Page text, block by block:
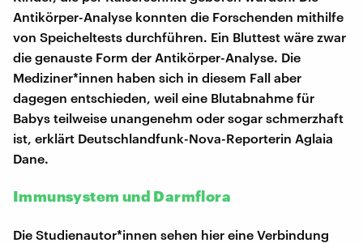
Antikörper-Analyse konnten die Forschenden mithilfe
von Speicheltests durchführen. Ein Bluttest wäre zwar
die genauste Form der Antikörper-Analyse. Die
Mediziner*innen haben sich in diesem Fall aber
dagegen entschieden, weil eine Blutabnahme für
Babys teilweise unangenehm oder sogar schmerzhaft
ist, erklärt Deutschlandfunk-Nova-Reporterin Aglaia
Dane.
Immunsystem und Darmflora
Die Studienautor*innen sehen hier eine Verbindung